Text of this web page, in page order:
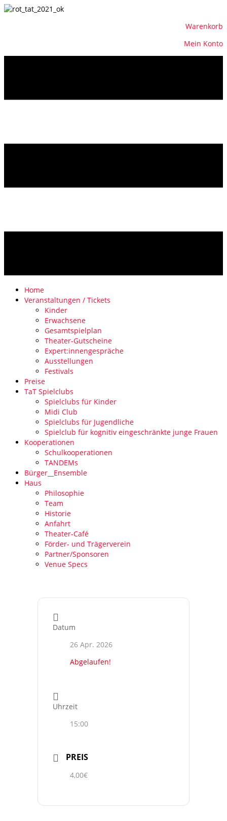
Warenkorb
Mein Konto
Home
Veranstaltungen / Tickets
Kinder
Erwachsene
Gesamtspielplan
Theater-Gutscheine
Expert:innengespräche
Ausstellungen
Festivals
Preise
TaT Spielclubs
Spielclubs für Kinder
Midi Club
Spielclubs für Jugendliche
Spielclub für kognitiv eingeschränkte junge Frauen
Kooperationen
Schulkooperationen
TANDEMs
Bürger__Ensemble
Haus
Philosophie
Team
Historie
Anfahrt
Theater-Café
Förder- und Trägerverein
Partner/Sponsoren
Venue Specs
Datum
26 Apr. 2026
Abgelaufen!
Uhrzeit
15:00
PREIS
4,00€